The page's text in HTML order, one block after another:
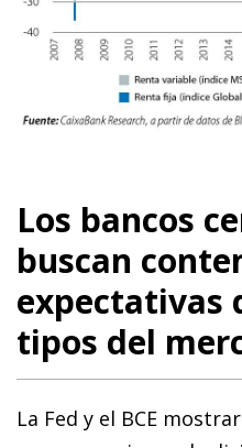
Los bancos
buscan
expectativas
tipos del
La Fed y el BCE